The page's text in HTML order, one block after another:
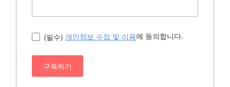
(필수) 개인정보 수집 및 이용에 동의합니다.
구독하기